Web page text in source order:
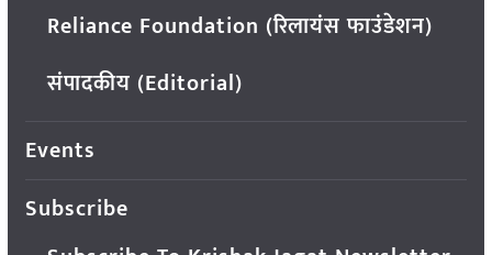
Reliance Foundation (रिलायंस फाउंडेशन)
संपादकीय (Editorial)
Events
Subscribe